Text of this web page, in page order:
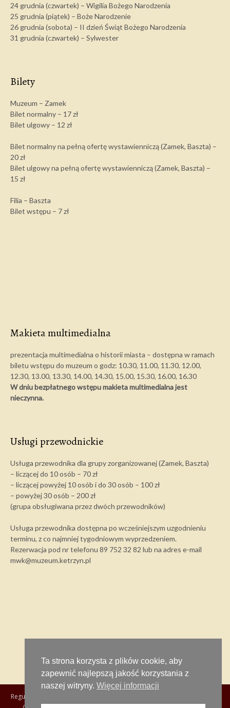
24 grudnia (czwartek) – Wigilia Bożego Narodzenia
25 grudnia (piątek) – Boże Narodzenie
26 grudnia (sobota) – II dzień Świąt Bożego Narodzenia
31 grudnia (czwartek) – Sylwester
Bilety
Muzeum – Zamek
Bilet normalny – 17 zł
Bilet ulgowy – 12 zł
Bilet normalny na pełną ofertę wystawienniczą (Zamek, Baszta) –
20 zł
Bilet ulgowy na pełną ofertę wystawienniczą (Zamek, Baszta) –
15 zł
Filia – Baszta
Bilet wstępu – 7 zł
Makieta multimedialna
prezentacja multimedialna o historii miasta – dostępna w ramach
biletu wstępu do muzeum o godz: 10.30, 11.00, 11.30, 12.00,
12.30, 13.00, 13.30, 14.00, 14.30, 15.00, 15.30, 16.00, 16.30
W dniu bezpłatnego wstępu makieta multimedialna jest
nieczynna.
Usługi przewodnickie
Usługa przewodnika dla grupy zorganizowanej (Zamek, Baszta)
– liczącej do 10 osób – 70 zł
– liczącej powyżej 10 osób i do 30 osób – 100 zł
– powyżej 30 osób – 200 zł
(grupa obsługiwana przez dwóch przewodników)
Usługa przewodnika dostępna po wcześniejszym uzgodnieniu
terminu, z co najmniej tygodniowym wyprzedzeniem.
Rezerwacja pod nr telefonu 89 752 32 82 lub na adres e-mail
mwk@muzeum.ketrzyn.pl
Regulamin zwiedzania Muzeum
Ta strona korzysta z plików cookie, aby
zapewnić najlepszą jakość korzystania z
naszej witryny. Więcej informacji